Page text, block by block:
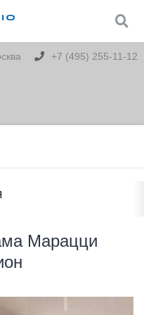
+7 (495) 255-11-12
Марацци